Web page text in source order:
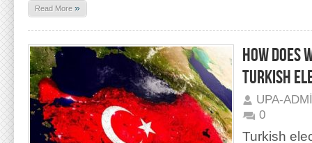
Read More »
HOW DOES
TURKISH
UPA-
0
Turkish